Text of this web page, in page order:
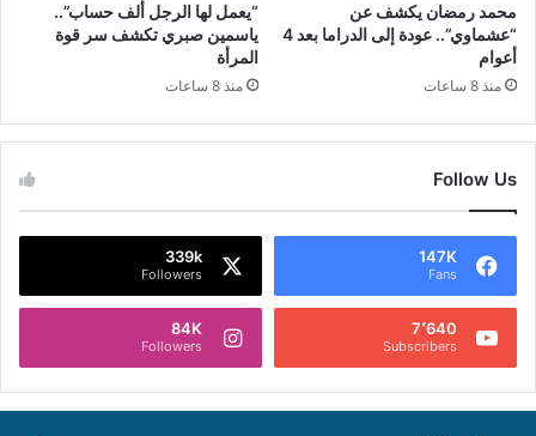
محمد رمضان يكشف عن
“عشماوي”.. عودة إلى الدراما بعد 4
أعوام
منذ 8 ساعات
“يعمل لها الرجل ألف حساب”..
ياسمين صبري تكشف سر قوة
المرأة
منذ 8 ساعات
Follow Us
147K
Fans
339k
Followers
7٬640
Subscribers
84K
Followers